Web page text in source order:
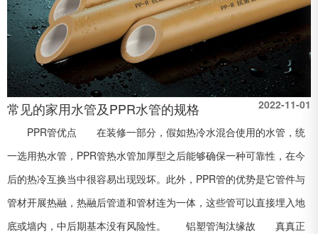
常见的家用水管及PPR水管的规格
2022-11-01
PPR管优点 在装修一部分，假如热冷水混合使用的水管，统
一选用热水管，PPR管热水管加厚型之后能够确保一种可靠性，在今
后的热冷互换当中很容易出现毁坏。此外，PPR管的优势是它管件与
管材开展热融，热融后管道和管材连为一体，这些管可以直接埋入地
底或墙内，中后期基本没有风险性。 铝塑管淘汰缘故 真真正